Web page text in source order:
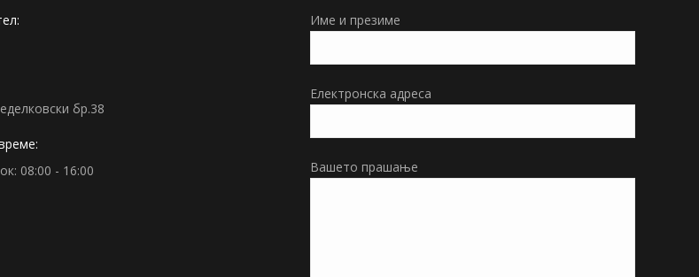
бр.38
08:00 - 16:00
Име и презиме
Електронска адреса
Вашето прашање